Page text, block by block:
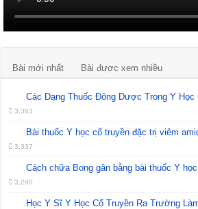
Bài mới nhất Bài được xem nhiều
Các Dạng Thuốc Đông Dược Trong Y Học
3,363
Bài thuốc Y học cổ truyền đặc trị viêm
3,337
Cách chữa Bong gân bằng bài thuốc Y
3,290
Học Y Sĩ Y Học Cổ Truyền Ra Trường